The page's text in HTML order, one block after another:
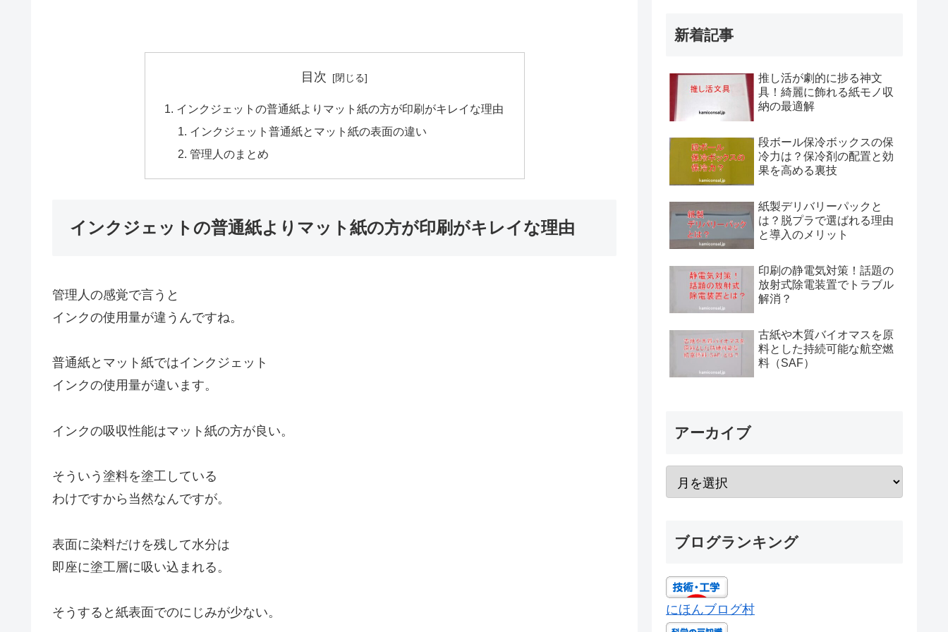
目次
インクジェットの普通紙よりマット紙の方が印刷がキレイな理由
インクジェット普通紙とマット紙の表面の違い
管理人のまとめ
インクジェットの普通紙よりマット紙の方が印刷がキレイな理由
管理人の感覚で言うと
インクの使用量が違うんですね。
普通紙とマット紙ではインクジェット
インクの使用量が違います。
インクの吸収性能はマット紙の方が良い。
そういう塗料を塗工している
わけですから当然なんですが。
表面に染料だけを残して水分は
即座に塗工層に吸い込まれる。
そうすると紙表面でのにじみが少ない。
新着記事
推し活が劇的に捗る神文
具！綺麗に飾れる紙モノ収
納の最適解
段ボール保冷ボックスの保
冷力は？保冷剤の配置と効
果を高める裏技
紙製デリバリーパックと
は？脱プラで選ばれる理由
と導入のメリット
印刷の静電気対策！話題の
放射式除電装置でトラブル
解消？
古紙や木質バイオマスを原
料とした持続可能な航空燃
料（SAF）
アーカイブ
ブログランキング
にほんブログ村